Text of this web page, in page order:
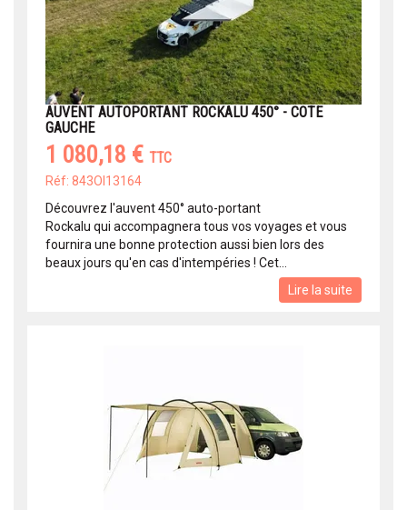
AUVENT AUTOPORTANT ROCKALU 450° - COTE
GAUCHE
1 080,18 € TTC
Réf: 843OI13164
Découvrez l'auvent 450° auto-portant
Rockalu qui accompagnera tous vos voyages et vous
fournira une bonne protection aussi bien lors des
beaux jours qu'en cas d'intempéries ! Cet...
Lire la suite